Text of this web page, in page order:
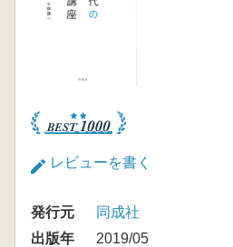
レビューを書く
発行元
同成社
出版年
2019/05